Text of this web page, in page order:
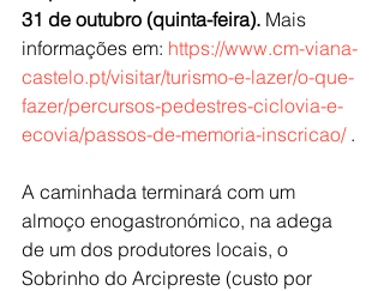
31 de outubro (quinta-feira). Mais
informações em: https://www.cm-viana-
castelo.pt/visitar/turismo-e-lazer/o-que-
fazer/percursos-pedestres-ciclovia-e-
ecovia/passos-de-memoria-inscricao/ .
A caminhada terminará com um
almoço enogastronómico, na adega
de um dos produtores locais, o
Sobrinho do Arcipreste (custo por